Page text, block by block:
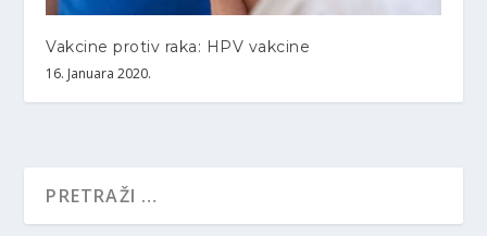
Vakcine protiv raka: HPV vakcine
16. Januara 2020.